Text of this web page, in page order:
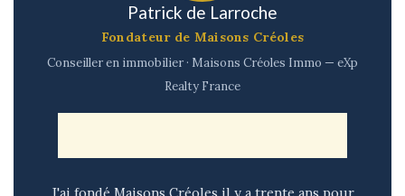
Patrick de Larroche
Fondateur de Maisons Créoles
Conseiller en immobilier · Maisons Créoles Immo — eXp
Realty France
J'ai fondé Maisons Créoles il y a trente ans pour